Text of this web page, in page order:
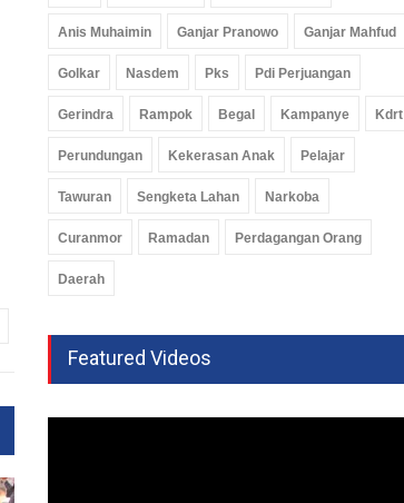
Anis Muhaimin Ganjar Pranowo Ganjar Mahfud
Golkar Nasdem Pks Pdi Perjuangan
Gerindra Rampok Begal Kampanye Kdrt
Perundungan Kekerasan Anak Pelajar
Tawuran Sengketa Lahan Narkoba
Curanmor Ramadan Perdagangan Orang
Daerah
Featured Videos